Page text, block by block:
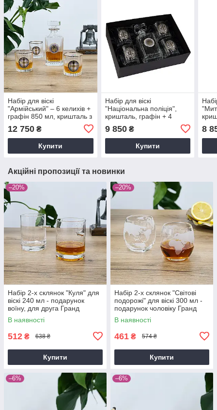
Набір для віскі
"Армійський" – 6 келихів +
графін 850 мл, кришталь з
емблема Boss Crystal
GPB7VSU2PGD
12 750 ₴
Купити
Набір для віскі
"Національна поліція",
кришталь, графін + 4
поліцейському Boss
Crystal GPB5MVS2PGD
9 850₴
Купити
8
Акційні пропозиції та новинки
–20%
Набір 2-х склянок "Куля" для
віскі 240 мл - подарунок
воїну, для друга Гранд
Презент GP241200P
В наявності
512 ₴ 638 ₴
Купити
–20%
Набір 2-х склянок "Світові
подорожі" для віскі 300 мл -
подарунок чоловіку Гранд
Презент GP24119K
В наявності
461 ₴ 574 ₴
Купити
–6% –6%